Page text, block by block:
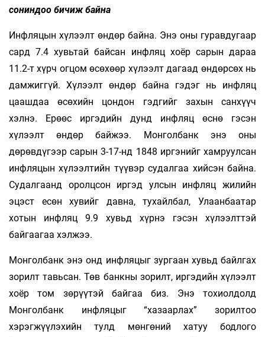
сониндоо бичиж байна
Инфляцын хүлээлт өндөр байна. Энэ оны гуравдугаар
сард 7.4 хувьтай байсан инфляц хоёр сарын дараа
11.2-т хүрч огцом өсөхөөр хүлээлт дагаад өндөрсөх нь
дамжиггүй. Хүлээлт өндөр байна гэдэг нь инфляц
цаашдаа өсөхийн цондон гэдгийг захын санхүүч
хэлнэ. Ерөөс иргэдийн дунд инфляц өснө гэсэн
хүлээлт өндөр байжээ. Монголбанк энэ оны
дөрөвдүгээр сарын 3-17-нд 1848 иргэнийг хамруулсан
инфляцын хүлээлтийн түүвэр судалгаа хийсэн байна.
Судалгаанд оролцсон иргэд улсын инфляц жилийн
эцэст есөн хувийг давна, тухайлбал, Улаанбаатар
хотын инфляц 9.9 хувьд хүрнэ гэсэн хүлээлттэй
байгаагаа хэлжээ.
Монголбанк энэ онд инфляцыг зургаан хувьд байлгах
зорилт тавьсан. Төв банкны зорилт, иргэдийн хүлээлт
хоёр том зөрүүтэй байгаа биз. Энэ тохиолдолд
Монголбанк инфляцыг “хазаарлах” зорилтоо
хэрэгжүүлэхийн тулд мөнгөний хатуу бодлого